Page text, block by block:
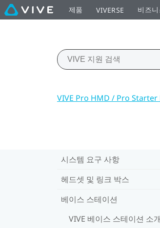
제품 VIVERSE 비즈
VIVE Pro HMD / Pro Starter
시스템 요구 사항
헤드셋 및 링크 박스
베이스 스테이션
VIVE 베이스 스테이션 소개